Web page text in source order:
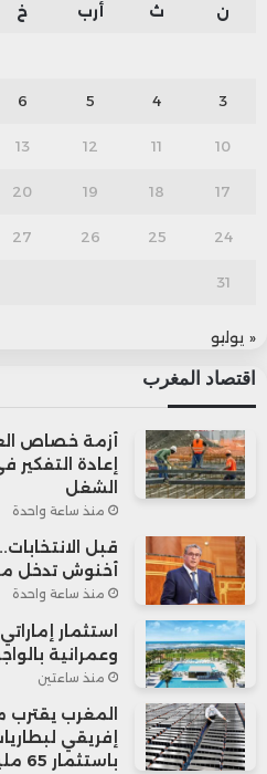
ن ث أرب خ
3
4
5
6
10
11
12
13
17
18
19
20
24
25
26
27
31
« يوليو
اقتصاد المغرب
أزمة خصاص
إعادة
الشغل
منذ ساعة واحدة
قبل
أخنوش تدخل
منذ ساعة واحدة
استثمار
وعمرانية
منذ ساعتين
المغرب
إفريقي
باستثمار 65 مليار درهم